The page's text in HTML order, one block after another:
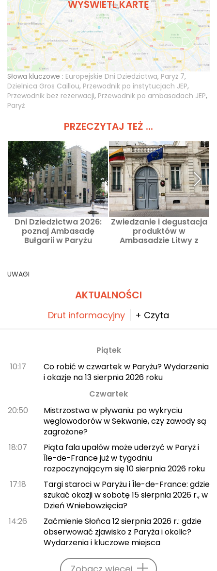
WYŚWIETL KARTĘ
Słowa kluczowe : Europejskie Dni Dziedzictwa, Paryż 7,
Dzielnica Gros Caillou, Przewodnik po instytucjach JEP,
Przewodnik bez rezerwacji, Przewodnik po ambasadach JEP,
Paryż
PRZECZYTAJ TEŻ ...
Dni Dziedzictwa 2026:
poznaj Ambasadę
Bułgarii w Paryżu
Zwiedzanie i degustacja
produktów w
Ambasadzie Litwy z
UWAGI
AKTUALNOŚCI
Drut informacyjny + Czyta
Piątek
10:17
Co robić w czwartek w Paryżu? Wydarzenia
i okazje na 13 sierpnia 2026 roku
Czwartek
20:50
Mistrzostwa w pływaniu: po wykryciu
węglowodorów w Sekwanie, czy zawody są
zagrożone?
18:07
Piąta fala upałów może uderzyć w Paryż i
Île-de-France już w tygodniu
rozpoczynającym się 10 sierpnia 2026 roku
17:18
Targi staroci w Paryżu i Île-de-France: gdzie
szukać okazji w sobotę 15 sierpnia 2026 r., w
Dzień Wniebowzięcia?
14:26
Zaćmienie Słońca 12 sierpnia 2026 r.: gdzie
obserwować zjawisko z Paryża i okolic?
Wydarzenia i kluczowe miejsca